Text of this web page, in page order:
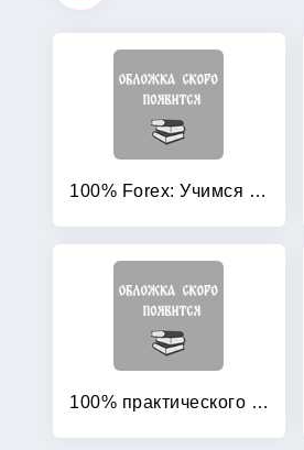
100% Forex: Учимся и зарабатываем
100% практического бюджетирования: Книга 7: Бюджетный комитет компании